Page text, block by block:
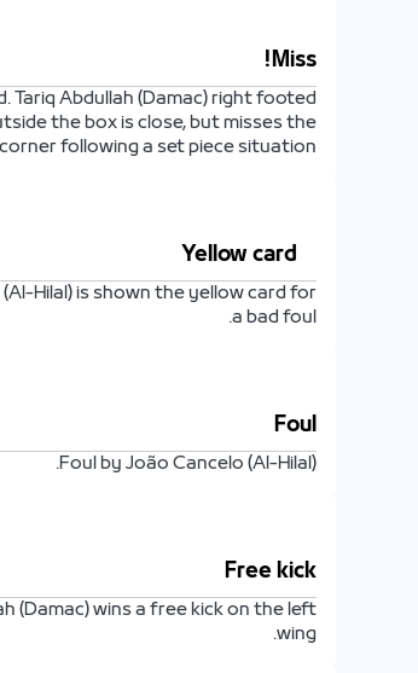
Miss!
Tariq Abdullah (Damac) right footed
the box is close, but misses the
following a set piece situation.
Yellow card
Hilal) is shown the yellow card for
a bad foul.
Foul
Foul by João Cancelo (Al-Hilal).
Free kick
(Damac) wins a free kick on the left
wing.